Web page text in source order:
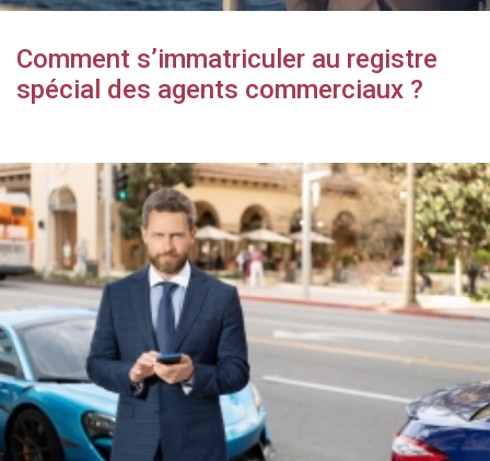
Comment s’immatriculer au registre
spécial des agents commerciaux ?